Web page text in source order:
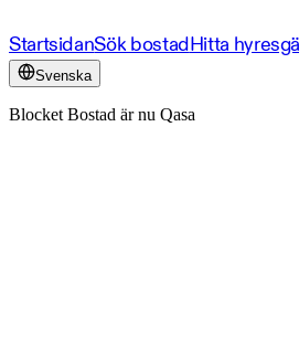
StartsidanSök bostadHitta
Svenska
Blocket Bostad är nu Qasa